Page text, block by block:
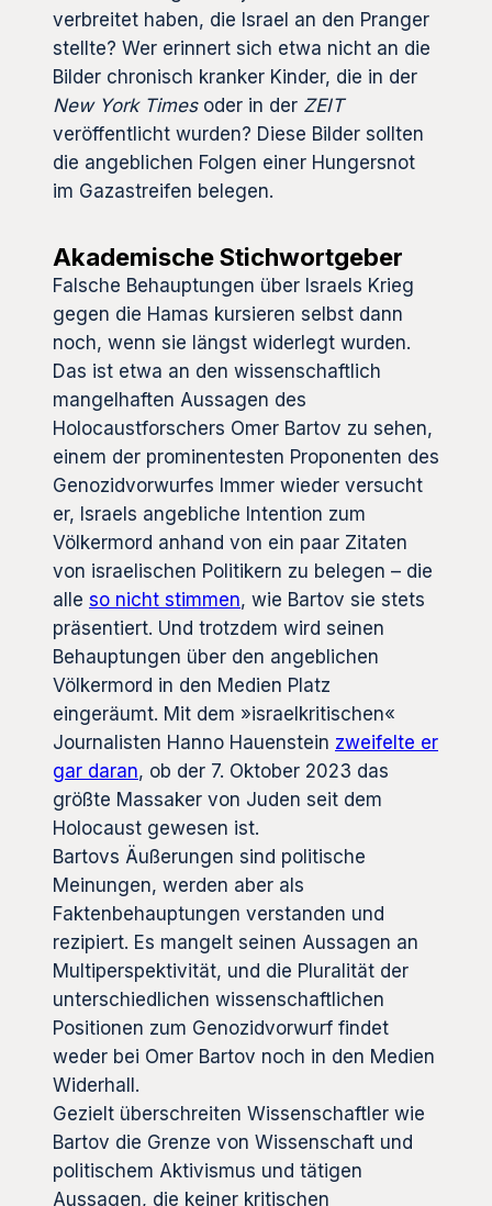
verbreitet haben, die Israel an den Pranger
stellte? Wer erinnert sich etwa nicht an die
Bilder chronisch kranker Kinder, die in der
New York Timesoder in der ZEIT
veröffentlicht wurden? Diese Bilder sollten
die angeblichen Folgen einer Hungersnot
im Gazastreifen belegen.
Akademische Stichwortgeber
Falsche Behauptungen über Israels Krieg
gegen die Hamas kursieren selbst dann
noch, wenn sie längst widerlegt wurden.
Das ist etwa an den wissenschaftlich
mangelhaften Aussagen des
Holocaustforschers Omer Bartov zu sehen,
einem der prominentesten Proponenten des
Genozidvorwurfes Immer wieder versucht
er, Israels angebliche Intention zum
Völkermord anhand von ein paar Zitaten
von israelischen Politikern zu belegen – die
alle so nicht stimmen, wie Bartov sie stets
präsentiert. Und trotzdem wird seinen
Behauptungen über den angeblichen
Völkermord in den Medien Platz
eingeräumt. Mit dem »israelkritischen«
Journalisten Hanno Hauenstein zweifelte er
gar daran, ob der 7. Oktober 2023 das
größte Massaker von Juden seit dem
Holocaust gewesen ist.
Bartovs Äußerungen sind politische
Meinungen, werden aber als
Faktenbehauptungen verstanden und
rezipiert. Es mangelt seinen Aussagen an
Multiperspektivität, und die Pluralität der
unterschiedlichen wissenschaftlichen
Positionen zum Genozidvorwurf findet
weder bei Omer Bartov noch in den Medien
Widerhall.
Gezielt überschreiten Wissenschaftler wie
Bartov die Grenze von Wissenschaft und
politischem Aktivismus und tätigen
Aussagen, die keiner kritischen